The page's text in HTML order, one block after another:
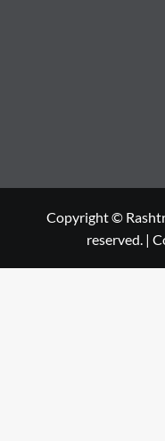
Copyright ©
reserved. |